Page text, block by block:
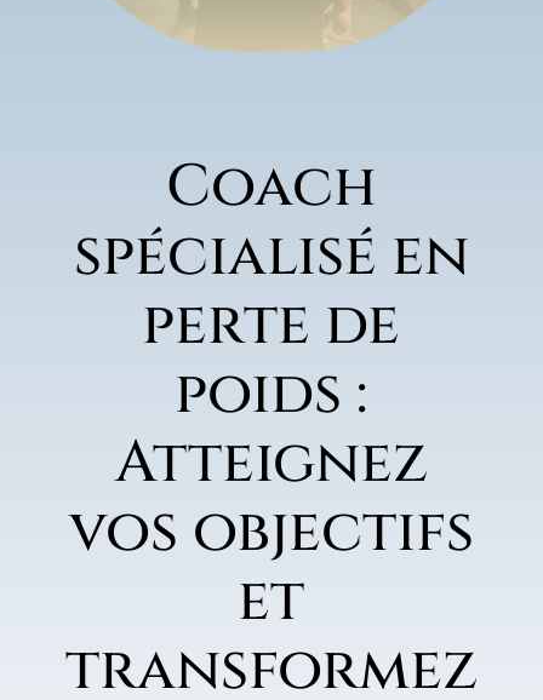
Coach
spécialisé en
perte de
poids :
Atteignez
vos objectifs
et
transformez